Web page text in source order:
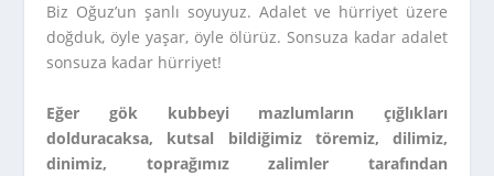
Biz Oğuz’un şanlı soyuyuz. Adalet ve hürriyet üzere
doğduk, öyle yaşar, öyle ölürüz. Sonsuza kadar adalet
sonsuza kadar hürriyet!
Eğer gök kubbeyi mazlumların çığlıkları
dolduracaksa, kutsal bildiğimiz töremiz, dilimiz,
dinimiz, toprağımız zalimler tarafından